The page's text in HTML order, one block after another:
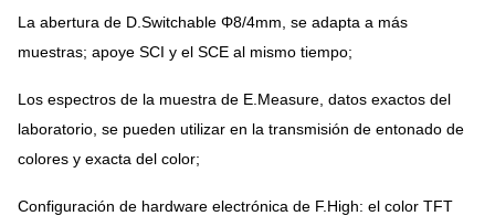
La abertura de D.Switchable Φ8/4mm, se adapta a más
muestras; apoye SCI y el SCE al mismo tiempo;
Los espectros de la muestra de E.Measure, datos exactos del
laboratorio, se pueden utilizar en la transmisión de entonado de
colores y exacta del color;
Configuración de hardware electrónica de F.High: el color TFT